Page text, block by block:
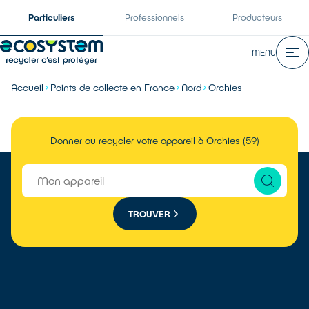
Particuliers Professionnels Producteurs
MENU
Accueil Points de collecte en France Nord Orchies
Donner ou recycler votre appareil à Orchies (59)
TROUVER